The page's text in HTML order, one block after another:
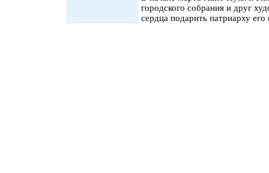
городского собрания и друг
сердца подарить патриарху его